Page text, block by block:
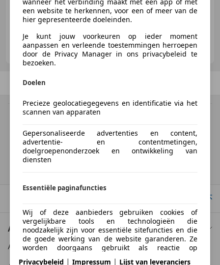
De Vries Mobiliteit
NL-7327 JZ APELDOORN
Vorige
BTW verrekenbaar
kilometerstand, het rijgedrag, de leeftijd van de batterij en het
laadgedrag, kan de radius van occasies aanzienlijk variëren.
Auto kopen
Auto kooptips
een website te herkennen, voor een of meer van de
hier gepresenteerde doeleinden.
Je kunt jouw voorkeuren op ieder moment
aanpassen en verleende toestemmingen herroepen
door de Privacy Manager in ons privacybeleid te
bezoeken.
Doelen
Precieze geolocatiegegevens en identificatie via het
scannen van apparaten
Gepersonaliseerde advertenties en content,
advertentie- en contentmetingen,
doelgroepenonderzoek en ontwikkeling van
diensten
Essentiële paginafuncties
Wij of deze aanbieders gebruiken cookies of
vergelijkbare tools en technologieën die
noodzakelijk zijn voor essentiële sitefuncties en die
de goede werking van de website garanderen. Ze
worden doorgaans gebruikt als reactie op
gebruikersactiviteit om belangrijke functies mogelijk
Privacybeleid | Impressum | Lijst van leveranciers